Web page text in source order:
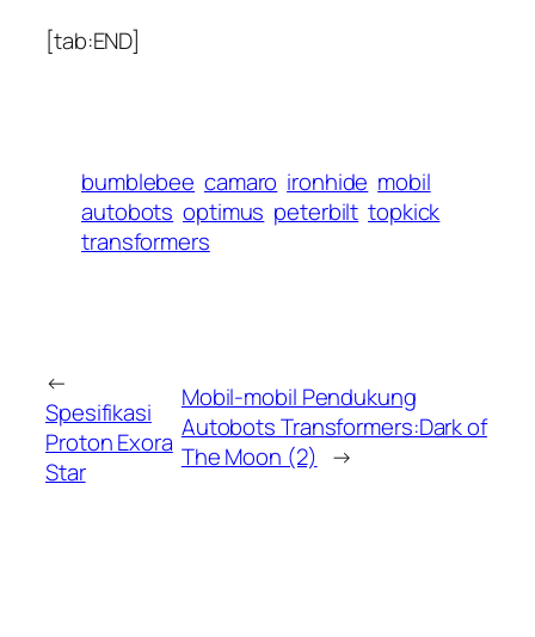
[tab:END]
bumblebee camaro ironhide mobil
autobots optimus peterbilt topkick
transformers
←
Spesifikasi
Proton Exora
Star
Mobil-mobil Pendukung
Autobots Transformers:Dark of
The Moon (2) →